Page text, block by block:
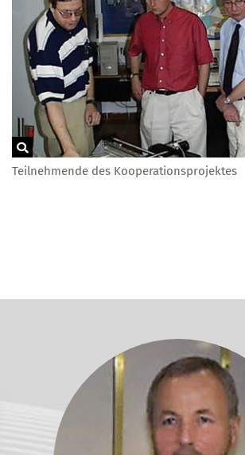
Franz Derriks
Teilnehmende des Kooperationsprojektes